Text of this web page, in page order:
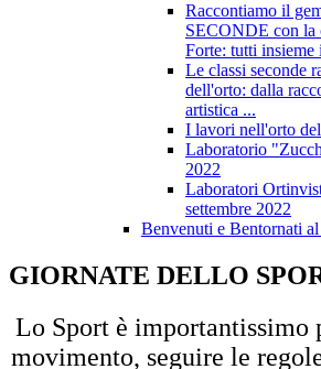
Raccontiamo il
SECONDE con la
Forte: tutti insieme
Le classi seconde
dell'orto: dalla
artistica ...
I lavori nell'orto
Laboratorio
2022
Laboratori
settembre 2022
Benvenuti e Bentornati
GIORNATE DELLO
Lo Sport è importantissimo
movimento, seguire le